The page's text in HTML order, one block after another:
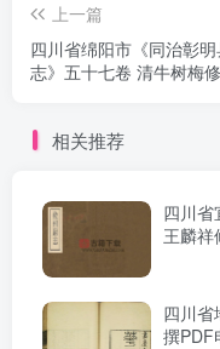
上一篇
四川省绵阳市《同治彰
志》五十七卷 清牛树梅
相关推荐
四川省
王麟祥
四川省
撰PDF